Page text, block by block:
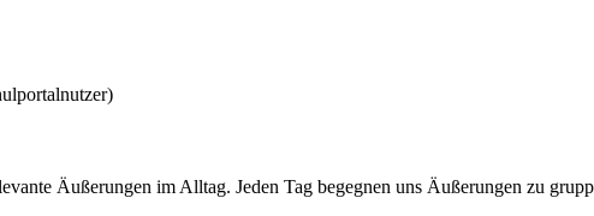
Äußerungen im Alltag. Jeden Tag begegnen uns Äußerungen zu